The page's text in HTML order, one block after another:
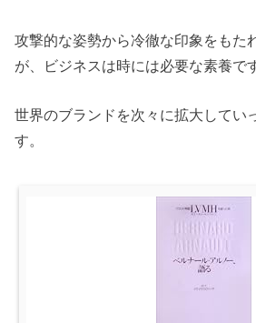
攻撃的な姿勢から冷徹な印象をもた
が、ビジネスは時には必要な素養で
世界のブランドを次々に拡大してい
す。